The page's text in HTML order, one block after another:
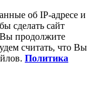
об IP-адресе и
сделать сайт
продолжите
считать, что Вы
Политика